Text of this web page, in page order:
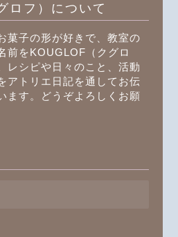
ロフ）について
菓子の形が好きで、教室の
前をKOUGLOF（クグロ
レシピや日々のこと、活動
アトリエ日記を通してお伝
ます。どうぞよろしくお願